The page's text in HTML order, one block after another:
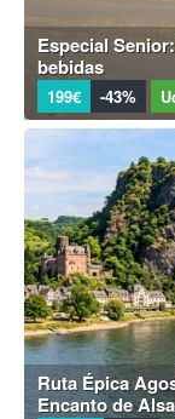
Especial
bebidas
199€ -43%
Ruta Épica
Encanto de